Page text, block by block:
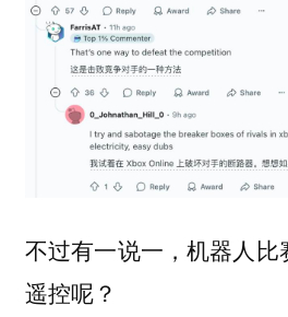
不过有一说一，机器人
遥控呢？